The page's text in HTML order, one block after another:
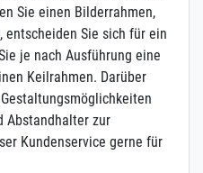
Sie einen Bilderrahmen,
entscheiden Sie sich für ein
je nach Ausführung eine
Keilrahmen. Darüber
Abstandhalter zur
Kundenservice gerne für